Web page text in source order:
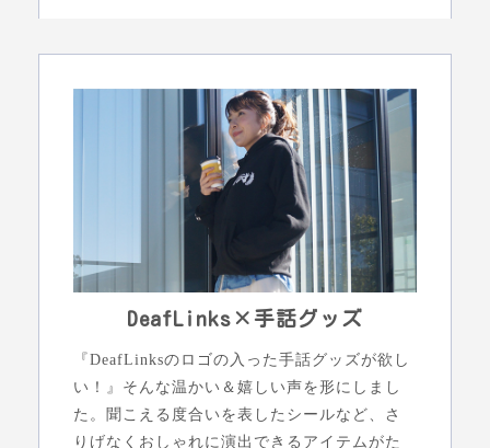
DeafLinks×手話グッズ
『DeafLinksのロゴの入った手話グッズが欲し
い！』そんな温かい＆嬉しい声を形にしまし
た。聞こえる度合いを表したシールなど、さ
りげなくおしゃれに演出できるアイテムがた